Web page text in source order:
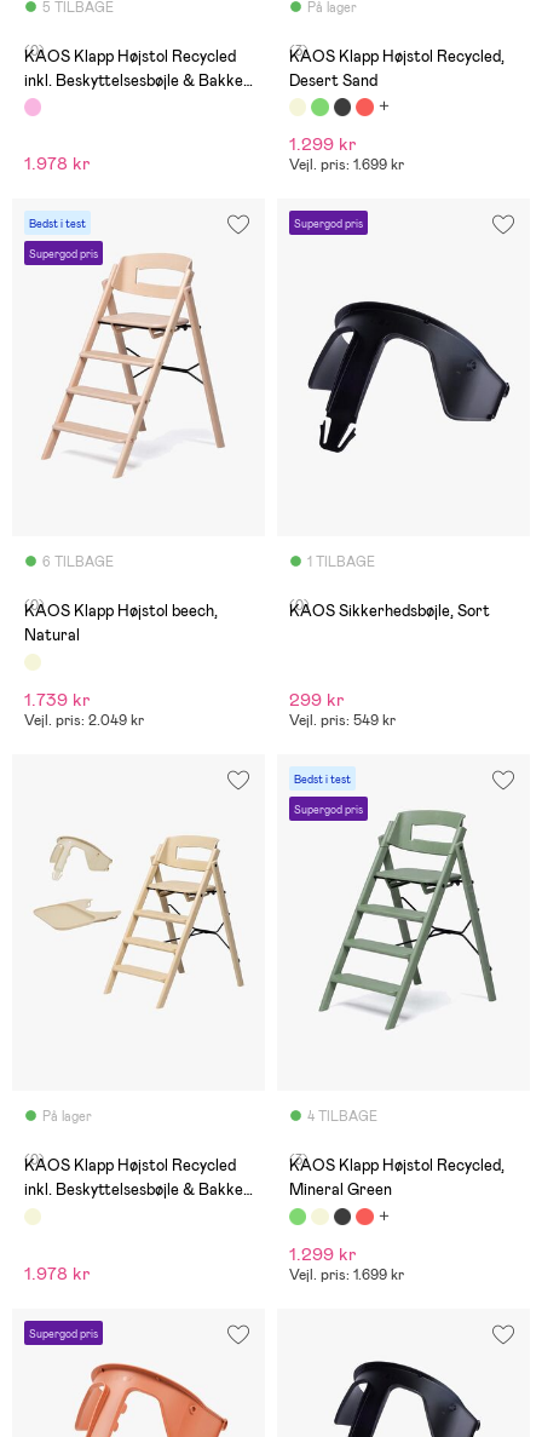
5 TILBAGE
(0)
KAOS Klapp Højstol Recycled
inkl. Beskyttelsesbøjle & Bakke,
Terracotta Pink/Terracotta
1.978 kr
På lager
(3)
KAOS Klapp Højstol Recycled,
Desert Sand
1.299 kr
Vejl. pris: 1.699 kr
Bedst i test
Supergod pris
6 TILBAGE
(0)
KAOS Klapp Højstol beech,
Natural
1.739 kr
Vejl. pris: 2.049 kr
Supergod pris
1 TILBAGE
(0)
KAOS Sikkerhedsbøjle, Sort
299 kr
Vejl. pris: 549 kr
På lager
(0)
KAOS Klapp Højstol Recycled
inkl. Beskyttelsesbøjle & Bakke,
Desert Sand/Desert Sand
1.978 kr
Bedst i test
Supergod pris
4 TILBAGE
(3)
KAOS Klapp Højstol Recycled,
Mineral Green
1.299 kr
Vejl. pris: 1.699 kr
Supergod pris